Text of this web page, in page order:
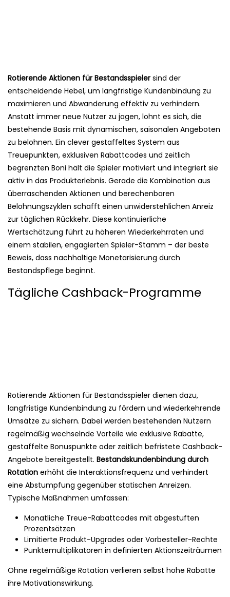
Rotierende Aktionen für Bestandsspielersind der
entscheidende Hebel, um langfristige Kundenbindung zu
maximieren und Abwanderung effektiv zu verhindern.
Anstatt immer neue Nutzer zu jagen, lohnt es sich, die
bestehende Basis mit dynamischen, saisonalen Angeboten
zu belohnen. Ein clever gestaffeltes System aus
Treuepunkten, exklusiven Rabattcodes und zeitlich
begrenzten Boni hält die Spieler motiviert und integriert sie
aktiv in das Produkterlebnis. Gerade die Kombination aus
überraschenden Aktionen und berechenbaren
Belohnungszyklen schafft einen unwiderstehlichen Anreiz
zur täglichen Rückkehr. Diese kontinuierliche
Wertschätzung führt zu höheren Wiederkehrraten und
einem stabilen, engagierten Spieler-Stamm – der beste
Beweis, dass nachhaltige Monetarisierung durch
Bestandspflege beginnt.
Tägliche Cashback-Programme
Rotierende Aktionen für Bestandsspieler dienen dazu,
langfristige Kundenbindung zu fördern und wiederkehrende
Umsätze zu sichern. Dabei werden bestehenden Nutzern
regelmäßig wechselnde Vorteile wie exklusive Rabatte,
gestaffelte Bonuspunkte oder zeitlich befristete Cashback-
Angebote bereitgestellt. Bestandskundenbindung durch
Rotation erhöht die Interaktionsfrequenz und verhindert
eine Abstumpfung gegenüber statischen Anreizen.
Typische Maßnahmen umfassen:
Monatliche Treue-Rabattcodes mit abgestuften
Prozentsätzen
Limitierte Produkt-Upgrades oder Vorbesteller-Rechte
Punktemultiplikatoren in definierten Aktionszeiträumen
Ohne regelmäßige Rotation verlieren selbst hohe Rabatte
ihre Motivationswirkung.